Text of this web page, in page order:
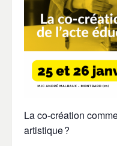
La co-création
artistique?